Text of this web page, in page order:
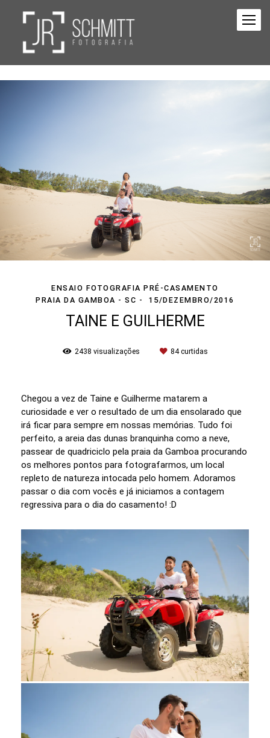
ENSAIO FOTOGRAFIA PRÉ-CASAMENTO
PRAIA DA GAMBOA - SC
15/DEZEMBRO/2016
TAINE E GUILHERME
2438 visualizações 84curtidas
Chegou a vez de Taine e Guilherme matarem a
curiosidade e ver o resultado de um dia ensolarado que
irá ficar para sempre em nossas memórias. Tudo foi
perfeito, a areia das dunas branquinha como a neve,
passear de quadriciclo pela praia da Gamboa procurando
os melhores pontos para fotografarmos, um local
repleto de natureza intocada pelo homem. Adoramos
passar o dia com vocês e já iniciamos a contagem
regressiva para o dia do casamento! :D